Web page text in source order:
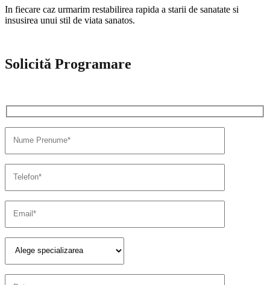
In fiecare caz urmarim restabilirea rapida a starii de sanatate si
insusirea unui stil de viata sanatos.
Solicită Programare